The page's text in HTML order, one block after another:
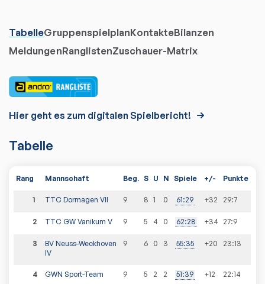
TabelleGruppenspielplanKontakteBilanzen
MeldungenRanglistenZuschauer-Matrix
Hier geht es zum digitalen Spielbericht!
Tabelle
Rang Mannschaft Beg. S U N Spiele +/- Punkte
1 TTC Dormagen VII 9 8 1 0 61:29 +32 29:7
2 TTC GW Vanikum V 9 5 4 0 62:28 +34 27:9
3
BV Neuss-Weckhoven
IV
9 6 0 3 55:35 +20 23:13
4 GWN Sport-Team 9 5 2 2 51:39 +12 22:14